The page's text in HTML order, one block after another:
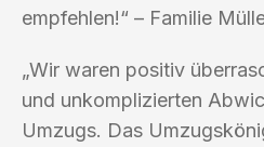
empfehlen!“ – Familie
„Wir waren positiv
und unkomplizierten
Umzugs. Das